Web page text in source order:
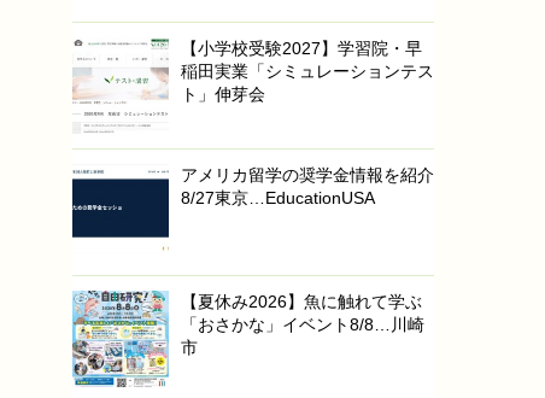
【小学校受験2027】学習院・早
稲田実業「シミュレーションテス
ト」伸芽会
アメリカ留学の奨学金情報を紹介
8/27東京…EducationUSA
【夏休み2026】魚に触れて学ぶ
「おさかな」イベント8/8…川崎
市